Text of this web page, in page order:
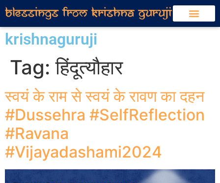
krishnaguruji
Tag:हिंदूत्यौहार
स्वयं के राम से स्वयं के रावण का दहन
#Dussehra #SelfReflection
#Ravana
#Vijayadashami2024